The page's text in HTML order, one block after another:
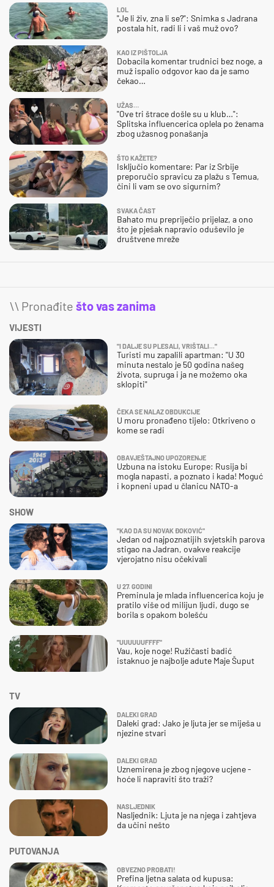
LOL
"Je li živ, zna li se?": Snimka s Jadrana
postala hit, radi li i vaš muž ovo?
KAO IZ PIŠTOLJA
Dobacila komentar trudnici bez noge, a
muž ispalio odgovor kao da je samo
čekao…
UŽAS…
"Ove tri štrace došle su u klub…":
Splitska influencerica oplela po ženama
zbog užasnog ponašanja
ŠTO KAŽETE?
Isključio komentare: Par iz Srbije
preporučio spravicu za plažu s Temua,
čini li vam se ovo sigurnim?
SVAKA ČAST
Bahato mu prepriječio prijelaz, a ono
što je pješak napravio oduševilo je
društvene mreže
\\ Pronađite što vas zanima
VIJESTI
"I DALJE SU PLESALI, VRIŠTALI..."
Turisti mu zapalili apartman: "U 30
minuta nestalo je 50 godina našeg
života, supruga i ja ne možemo oka
sklopiti"
ČEKA SE NALAZ OBDUKCIJE
U moru pronađeno tijelo: Otkriveno o
kome se radi
OBAVJEŠTAJNO UPOZORENJE
Uzbuna na istoku Europe: Rusija bi
mogla napasti, a poznato i kada! Moguć
i kopneni upad u članicu NATO-a
SHOW
"KAO DA SU NOVAK ĐOKOVIĆ"
Jedan od najpoznatijih svjetskih parova
stigao na Jadran, ovakve reakcije
vjerojatno nisu očekivali
U 27. GODINI
Preminula je mlada influencerica koju je
pratilo više od milijun ljudi, dugo se
borila s opakom bolešću
"UUUUUUFFFF"
Vau, koje noge! Ružičasti badić
istaknuo je najbolje adute Maje Šuput
TV
DALEKI GRAD
Daleki grad: Jako je ljuta jer se miješa u
njezine stvari
DALEKI GRAD
Uznemirena je zbog njegove ucjene -
hoće li napraviti što traži?
NASLJEDNIK
Nasljednik: Ljuta je na njega i zahtjeva
da učini nešto
PUTOVANJA
OBVEZNO PROBATI!
Prefina ljetna salata od kupusa: